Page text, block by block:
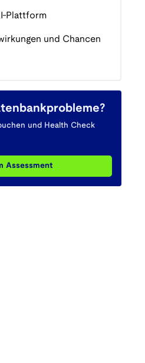
Plattform
und Chancen
und Health Check
Assessment